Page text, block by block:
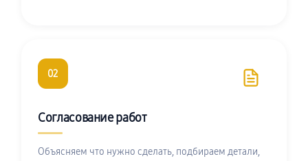
02
Согласование работ
Объясняем что нужно сделать, подбираем детали,